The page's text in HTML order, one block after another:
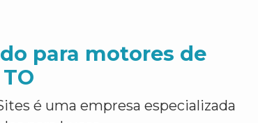
para motores de
é uma empresa especializada